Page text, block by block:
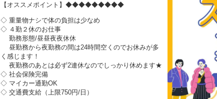
【オススメポイント】◆◆◆◆◆◆◆◆◆
◇ 重量物ナシで体の負担は少なめ
◇ ４勤２休のお仕事
勤務形態/昼昼夜夜休休
昼勤務から夜勤務の間は24時間空くのでお休みが多
く感じます！
夜勤務のあとは必ず2連休なのでしっかり休めます★
◇ 社会保険完備
◇ マイカー通勤OK
◇ 交通費支給（上限750円/日）